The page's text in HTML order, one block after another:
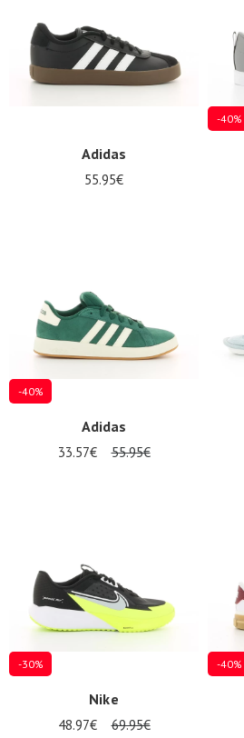
Adidas
55.95€
-40%
-40%
Adidas
33.57€ 55.95€
-30%
Nike
48.97€ 69.95€
-40%